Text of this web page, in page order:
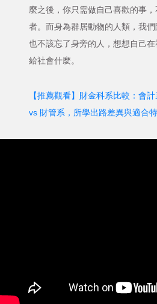
麼之後，你只需做自己喜歡的事
者。而身為群居動物的人類，我們
也不該忘了身旁的人，想想自己
給社會什麼。
【推薦觀看】財金科系比較：會
vs 財管系，所學出路差異與適合